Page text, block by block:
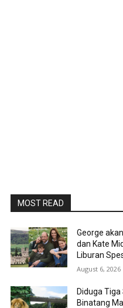
MOST READ
George
dan Kate
Liburan
August 6, 2026
Diduga Tiga
Binatang